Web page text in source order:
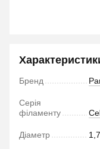
Бренд
Серія
філаменту
Діаметр